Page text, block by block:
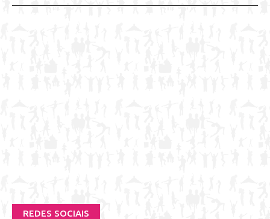
REDES SOCIAIS